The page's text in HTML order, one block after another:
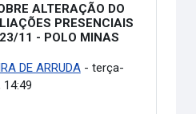
ALTERAÇÃO DO
PRESENCIAIS
11 - POLO MINAS
DE ARRUDA- terça-
14:49
0